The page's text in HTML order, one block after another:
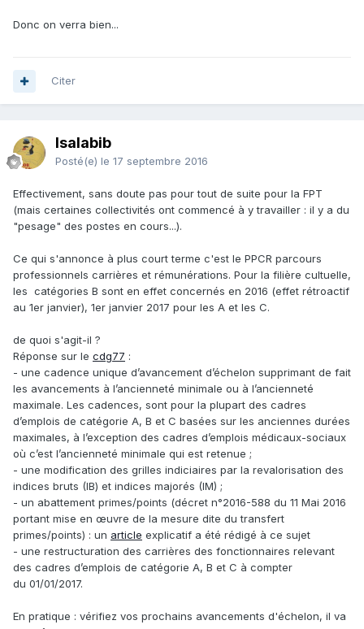
Donc on verra bien...
Citer
Isalabib
Posté(e) le 17 septembre 2016
Effectivement, sans doute pas pour tout de suite pour la FPT
(mais certaines collectivités ont commencé à y travailler : il y a du
"pesage" des postes en cours...).
Ce qui s'annonce à plus court terme c'est le PPCR parcours
professionnels carrières et rémunérations. Pour la filière cultuelle,
les catégories B sont en effet concernés en 2016 (effet rétroactif
au 1er janvier), 1er janvier 2017 pour les A et les C.
de quoi s'agit-il ?
Réponse sur le cdg77 :
- une cadence unique d’avancement d’échelon supprimant de fait
les avancements à l’ancienneté minimale ou à l’ancienneté
maximale. Les cadences, sont pour la plupart des cadres
d’emplois de catégorie A, B et C basées sur les anciennes durées
maximales, à l’exception des cadres d’emplois médicaux-sociaux
où c’est l’ancienneté minimale qui est retenue ;
- une modification des grilles indiciaires par la revalorisation des
indices bruts (IB) et indices majorés (IM) ;
- un abattement primes/points (décret n°2016-588 du 11 Mai 2016
portant mise en œuvre de la mesure dite du transfert
primes/points) : un article explicatif a été rédigé à ce sujet
- une restructuration des carrières des fonctionnaires relevant
des cadres d’emplois de catégorie A, B et C à compter
du 01/01/2017.
En pratique : vérifiez vos prochains avancements d'échelon, il va